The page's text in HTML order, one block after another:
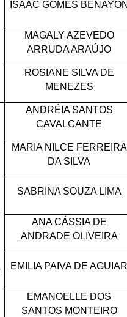
ISAAC GOMES BENAYON
MAGALY AZEVEDO
ARRUDA ARAÚJO
ROSIANE SILVA DE
MENEZES
ANDRÉIA SANTOS
CAVALCANTE
MARIA NILCE FERREIRA
DA SILVA
SABRINA SOUZA LIMA
ANA CÁSSIA DE
ANDRADE OLIVEIRA
EMILIA PAIVA DE AGUIAR
EMANOELLE DOS
SANTOS MONTEIRO